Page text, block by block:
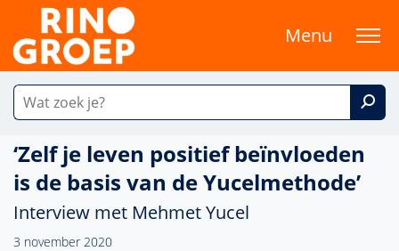
Menu
‘Zelf je leven positief beïnvloeden
is de basis van de Yucelmethode’
Interview met Mehmet Yucel
3 november 2020